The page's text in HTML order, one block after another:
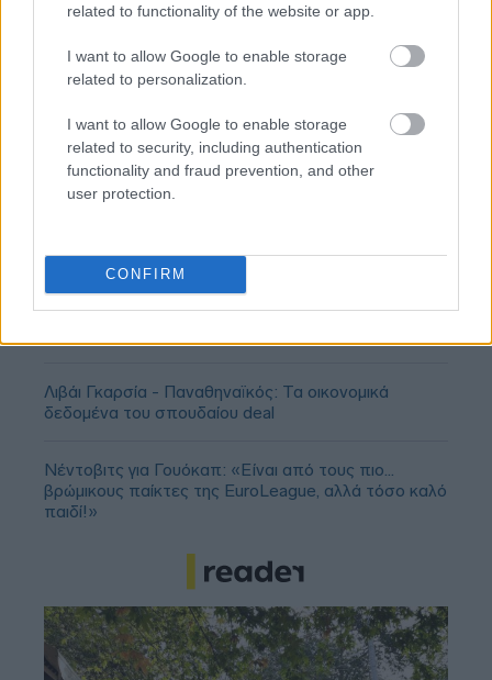
related to functionality of the website or app.
I want to allow Google to enable storage
related to personalization.
I want to allow Google to enable storage
related to security, including authentication
functionality and fraud prevention, and other
user protection.
CONFIRM
Ολυμπιακός: Τελειώνει άμεσα του Μπραγκάντσα
Λιβάι Γκαρσία - Παναθηναϊκός: Τα οικονομικά
δεδομένα του σπουδαίου deal
Νέντοβιτς για Γουόκαπ: «Είναι από τους πιο...
βρώμικους παίκτες της EuroLeague, αλλά τόσο καλό
παιδί!»